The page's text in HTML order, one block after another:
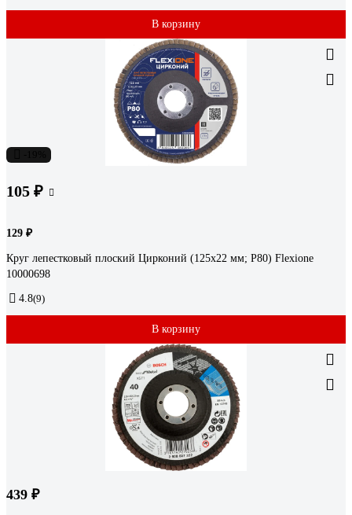
В корзину
105 ₽
129 ₽
Круг лепестковый плоский Цирконий (125x22 мм; Р80) Flexione
10000698
4.8(9)
В корзину
439 ₽